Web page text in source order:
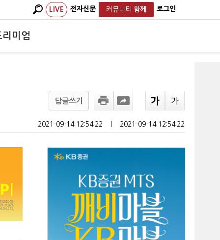
LIVE 전자신문 커뮤니티 함께 로그인
리미엄
답글쓰기
2021-09-14 12:54:22 2021-09-14 12:54:22